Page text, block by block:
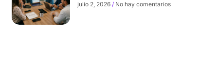
julio 2, 2026 No hay comentarios